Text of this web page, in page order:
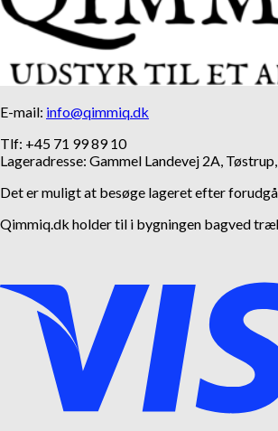
E-mail: info@qimmiq.dk
Tlf: +45 71 99 89 10
Lageradresse: Gammel Landevej 2A,
Det er muligt at besøge lageret efter
Qimmiq.dk holder til i bygningen bagved